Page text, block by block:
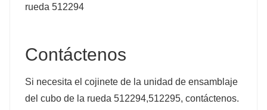
Contáctenos
Si necesita el cojinete de la unidad de ensamblaje
del cubo de la rueda 512294,512295, contáctenos.